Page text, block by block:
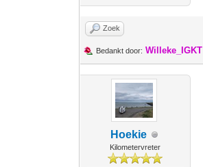
Zoek
Bedankt door: Willeke_IGKT
Hoekie
Kilometervreter